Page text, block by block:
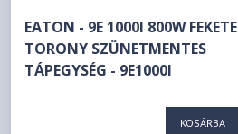
EATON - 9E 1000I 800W FEKETE
TORONY SZÜNETMENTES
TÁPEGYSÉG - 9E1000I
KOSÁRBA